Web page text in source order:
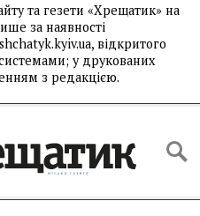
та гезети «Хрещатик» на
за наявності
відкритого
у друкованих
з редакцією.